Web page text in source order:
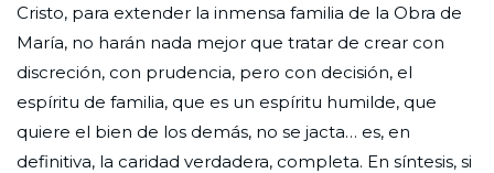
Cristo, para extender la inmensa familia de la Obra de
María, no harán nada mejor que tratar de crear con
discreción, con prudencia, pero con decisión, el
espíritu de familia, que es un espíritu humilde, que
quiere el bien de los demás, no se jacta… es, en
definitiva, la caridad verdadera, completa. En síntesis, si